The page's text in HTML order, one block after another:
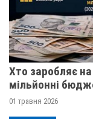
Хто заробляє
мільйонні
01 травня 2026